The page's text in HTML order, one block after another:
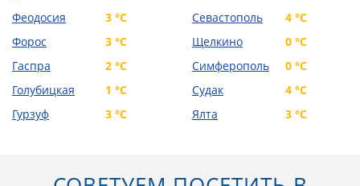
Феодосия
3 °C
Форос
3 °C
Гаспра
2 °C
Голубицкая
1 °C
Гурзуф
3 °C
Севастополь
4 °C
Щелкино
0 °C
Симферополь
0 °C
Судак
4 °C
Ялта
3 °C